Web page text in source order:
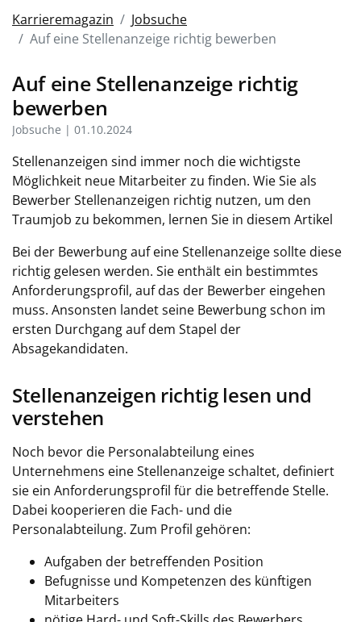
Karrieremagazin
Jobsuche
Auf eine Stellenanzeige richtig bewerben
Auf eine Stellenanzeige richtig
bewerben
Jobsuche | 01.10.2024
Stellenanzeigen sind immer noch die wichtigste
Möglichkeit neue Mitarbeiter zu finden. Wie Sie als
Bewerber Stellenanzeigen richtig nutzen, um den
Traumjob zu bekommen, lernen Sie in diesem Artikel
Bei der Bewerbung auf eine Stellenanzeige sollte diese
richtig gelesen werden. Sie enthält ein bestimmtes
Anforderungsprofil, auf das der Bewerber eingehen
muss. Ansonsten landet seine Bewerbung schon im
ersten Durchgang auf dem Stapel der
Absagekandidaten.
Stellenanzeigen richtig lesen und
verstehen
Noch bevor die Personalabteilung eines
Unternehmens eine Stellenanzeige schaltet, definiert
sie ein Anforderungsprofil für die betreffende Stelle.
Dabei kooperieren die Fach- und die
Personalabteilung. Zum Profil gehören:
Aufgaben der betreffenden Position
Befugnisse und Kompetenzen des künftigen
Mitarbeiters